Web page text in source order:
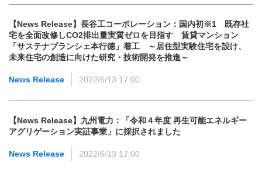
【News Release】長谷工コーポレーション：国内初※1 既存社
宅を全面改修しCO2排出量実質ゼロを目指す 賃貸マンション
「サステナブランシェ本行徳」着工 ～居住型実験住宅を設け、
未来住宅の創造に向けた研究・技術開発を推進～
News Release 2022/6/13 17:00
【News Release】九州電力：「令和４年度 再生可能エネルギー
アグリゲーション実証事業」に採択されました
News Release 2022/6/13 17:00